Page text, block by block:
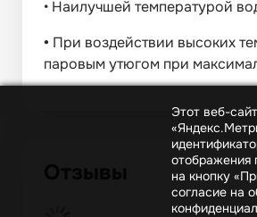
• Наилучшей температурой
• При воздействии высоких
паровым утюгом при
Этот веб-
отображения
на кнопку
согласие на